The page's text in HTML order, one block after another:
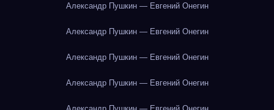
Александр Пушкин — Евгений Онегин
Александр Пушкин — Евгений Онегин
Александр Пушкин — Евгений Онегин
Александр Пушкин — Евгений Онегин